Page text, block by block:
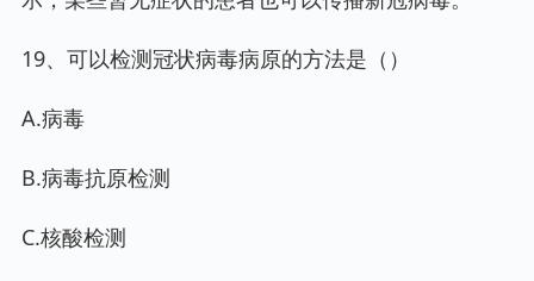
19、可以检测冠状病毒病原的方法是（）
A.病毒
B.病毒抗原检测
C.核酸检测